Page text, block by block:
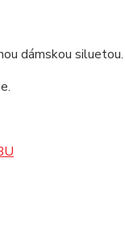
dámskou siluetou.